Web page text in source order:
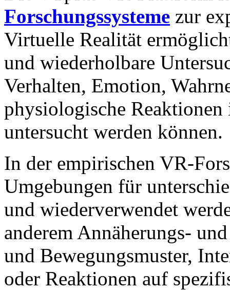
Forschungssysteme zur
Virtuelle Realität
und wiederholbare
Verhalten, Emotion,
physiologische
untersucht werden können.
In der empirischen VR-
Umgebungen für
und wiederverwendet
anderem Annäherungs-
und Bewegungsmuster,
oder Reaktionen auf